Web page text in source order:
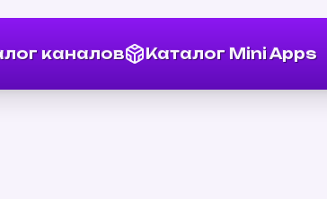
каналов Каталог Mini Apps